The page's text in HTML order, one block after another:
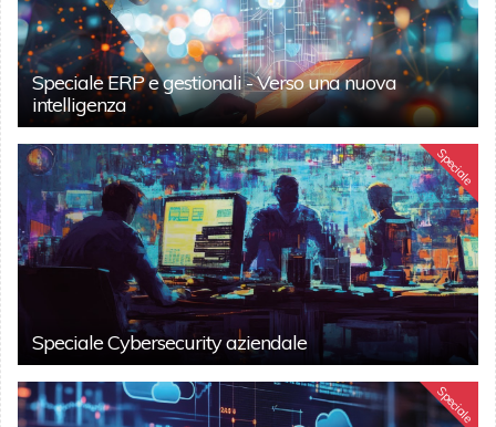
Speciale ERP e gestionali - Verso una nuova
intelligenza
Speciale
Speciale Cybersecurity aziendale
Speciale